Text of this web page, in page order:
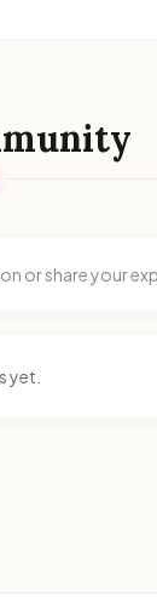
or share your
yet.